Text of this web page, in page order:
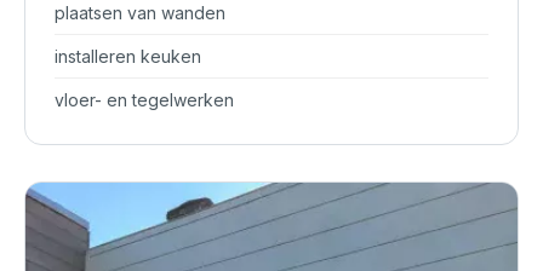
plaatsen van wanden
installeren keuken
vloer- en tegelwerken